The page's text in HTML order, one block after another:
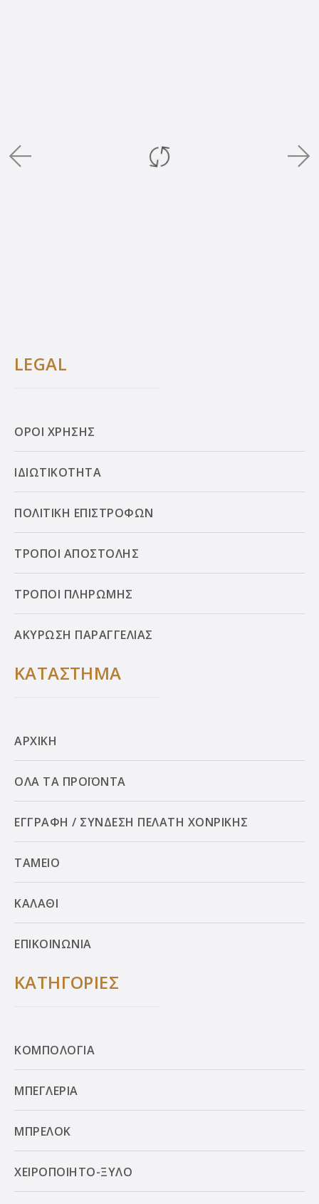
LEGAL
ΟΡΟΙ ΧΡΗΣΗΣ
ΙΔΙΩΤΙΚΟΤΗΤΑ
ΠΟΛΙΤΙΚΗ ΕΠΙΣΤΡΟΦΩΝ
ΤΡΟΠΟΙ ΑΠΟΣΤΟΛΗΣ
ΤΡΟΠΟΙ ΠΛΗΡΩΜΗΣ
ΑΚΥΡΩΣΗ ΠΑΡΑΓΓΕΛΙΑΣ
ΚΑΤΑΣΤΗΜΑ
ΑΡΧΙΚΗ
ΟΛΑ ΤΑ ΠΡΟΪΟΝΤΑ
ΕΓΓΡΑΦΗ / ΣΥΝΔΕΣΗ ΠΕΛΑΤΗ ΧΟΝΡΙΚΗΣ
ΤΑΜΕΙΟ
ΚΑΛΑΘΙ
ΕΠΙΚΟΙΝΩΝΙΑ
ΚΑΤΗΓΟΡΙΕΣ
ΚΟΜΠΟΛΟΓΙΑ
ΜΠΕΓΛΕΡΙΑ
ΜΠΡΕΛΟΚ
ΧΕΙΡΟΠΟΙΗΤΟ-ΞΥΛΟ